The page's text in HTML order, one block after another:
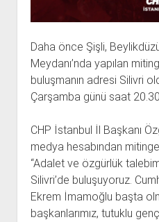
Daha önce Şişli,
Meydanı’nda yapılan
buluşmanın adresi Silivri
Çarşamba günü saat
CHP İstanbul İl Başkanı
medya hesabından
“Adalet ve özgürlük
Silivri’de buluşuyoruz.
Ekrem İmamoğlu başta
başkanlarımız, tutuklu